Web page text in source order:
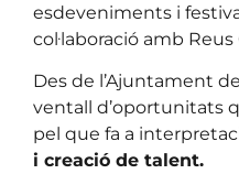
esdeveniments i
col·laboració amb
Des de l’Ajuntament
ventall d’oportunitats
pel que fa a
i creació de talent.